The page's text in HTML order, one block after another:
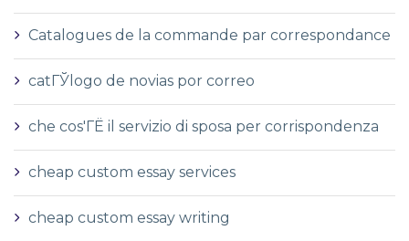
Catalogues de la commande par correspondance
catГЎlogo de novias por correo
che cos'ГЁ il servizio di sposa per corrispondenza
cheap custom essay services
cheap custom essay writing